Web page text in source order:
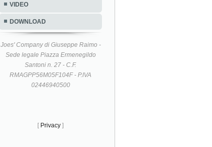
VIDEO
DOWNLOAD
Joes' Company di Giuseppe Raimo -
Sede legale Piazza Ermenegildo
Santoni n. 27 - C.F.
RMAGPP56M05F104F - P.IVA
02446940500
[ Privacy ]